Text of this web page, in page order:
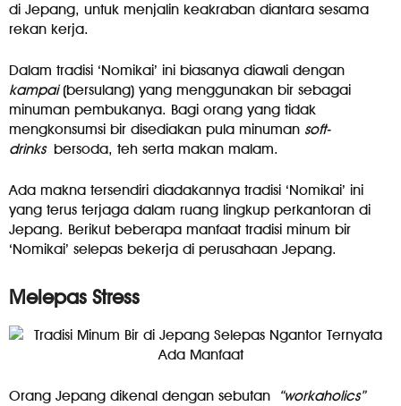
di Jepang, untuk menjalin keakraban diantara sesama
rekan kerja.
Dalam tradisi ‘Nomikai’ ini biasanya diawali dengan
kampai(bersulang) yang menggunakan bir sebagai
minuman pembukanya. Bagi orang yang tidak
mengkonsumsi bir disediakan pula minuman soft-
drinksbersoda, teh serta makan malam.
Ada makna tersendiri diadakannya tradisi ‘Nomikai’ ini
yang terus terjaga dalam ruang lingkup perkantoran di
Jepang. Berikut beberapa manfaat tradisi minum bir
‘Nomikai’ selepas bekerja di perusahaan Jepang.
Melepas Stress
Orang Jepang dikenal dengan sebutan
“workaholics”